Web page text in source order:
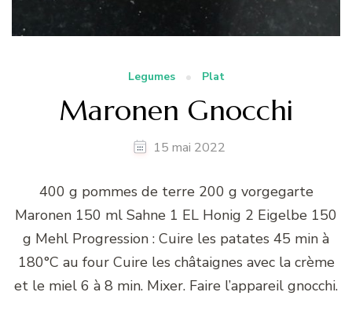
Legumes Plat
Maronen Gnocchi
15 mai 2022
400 g pommes de terre 200 g vorgegarte
Maronen 150 ml Sahne 1 EL Honig 2 Eigelbe 150
g Mehl Progression : Cuire les patates 45 min à
180°C au four Cuire les châtaignes avec la crème
et le miel 6 à 8 min. Mixer. Faire l’appareil gnocchi.